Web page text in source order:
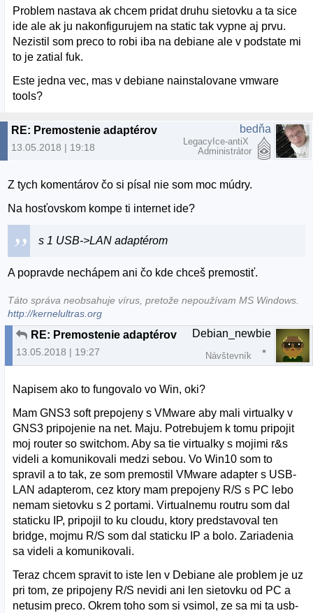
Problem nastava ak chcem pridat druhu sietovku a ta sice
ide ale ak ju nakonfigurujem na static tak vypne aj prvu.
Nezistil som preco to robi iba na debiane ale v podstate mi
to je zatial fuk.
Este jedna vec, mas v debiane nainstalovane vmware
tools?
RE: Premostenie adaptérov
13.05.2018 | 19:18
bedňa
LegacyIce-antiX
Administrátor
Z tych komentárov čo si písal nie som moc múdry.
Na hosťovskom kompe ti internet ide?
s 1 USB->LAN adaptérom
A popravde nechápem ani čo kde chceš premostiť.
Táto správa neobsahuje vírus, pretože nepoužívam MS Windows.
http://kernelultras.org
RE: Premostenie adaptérov
13.05.2018 | 19:27
Debian_newbie
Návštevník
Napisem ako to fungovalo vo Win, oki?
Mam GNS3 soft prepojeny s VMware aby mali virtualky v
GNS3 pripojenie na net. Maju. Potrebujem k tomu pripojit
moj router so switchom. Aby sa tie virtualky s mojimi r&s
videli a komunikovali medzi sebou. Vo Win10 som to
spravil a to tak, ze som premostil VMware adapter s USB-
LAN adapterom, cez ktory mam prepojeny R/S s PC lebo
nemam sietovku s 2 portami. Virtualnemu routru som dal
staticku IP, pripojil to ku cloudu, ktory predstavoval ten
bridge, mojmu R/S som dal staticku IP a bolo. Zariadenia
sa videli a komunikovali.
Teraz chcem spravit to iste len v Debiane ale problem je uz
pri tom, ze pripojeny R/S nevidi ani len sietovku od PC a
netusim preco. Okrem toho som si vsimol, ze sa mi ta usb-